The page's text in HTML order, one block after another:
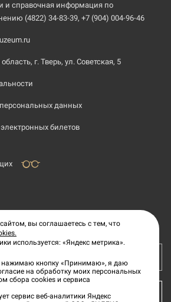
и справочная информация по
(4822) 34-83-39, +7 (904) 004-96-46
г. Тверь, ул. Советская, 5
данных
билетов
новостей
КУПИТЬ БИЛЕТ
вы соглашаетесь с тем, что
используется: «Яндекс метрика».
нажимаю кнопку «Принимаю», я даю
на обработку моих персональных
сбора cookies и сервиса
сервис веб-аналитики Яндекс